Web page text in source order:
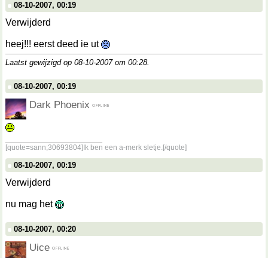
08-10-2007, 00:19
Verwijderd
heej!!! eerst deed ie ut
Laatst gewijzigd op 08-10-2007 om 00:28.
08-10-2007, 00:19
Dark Phoenix
[quote=sann;30693804]Ik ben een a-merk sletje.[/quote]
08-10-2007, 00:19
Verwijderd
nu mag het
08-10-2007, 00:20
Uice